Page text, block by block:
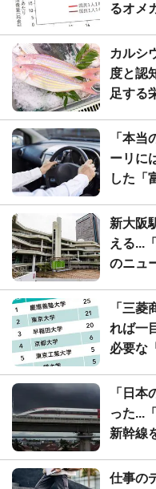
るオメ
カルシ
度と認
足する
「本
ーリに
した「
新大阪
える...
のニュ
「三
れば一
必要な
「日
った...
新幹線
仕事の